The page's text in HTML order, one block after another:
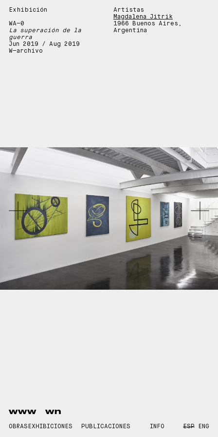
www wn
OBRAS EXHIBICIONES PUBLICACIONES INFO ESP ENG
Exhibición
WA—0
La superación de la
guerra
Jun 2019 / Aug 2019
W—archivo
Artistas
Magdalena Jitrik
1966 Buenos Aires,
Argentina